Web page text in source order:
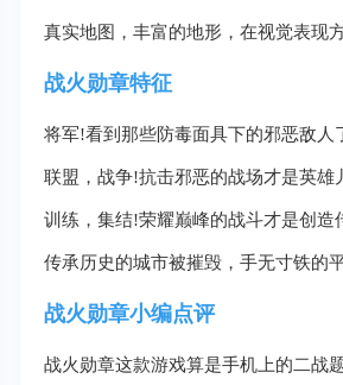
真实地图，丰富的地形，在视觉表现
战火勋章特征
将军!看到那些防毒面具下的邪恶敌人
联盟，战争!抗击邪恶的战场才是英雄
训练，集结!荣耀巅峰的战斗才是创造
传承历史的城市被摧毁，手无寸铁的
战火勋章小编点评
战火勋章这款游戏算是手机上的二战